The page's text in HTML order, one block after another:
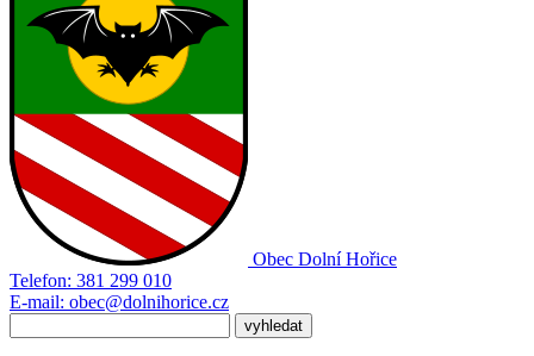
Obec Dolní Hořice
Telefon: 381 299 010
E-mail: obec@dolnihorice.cz